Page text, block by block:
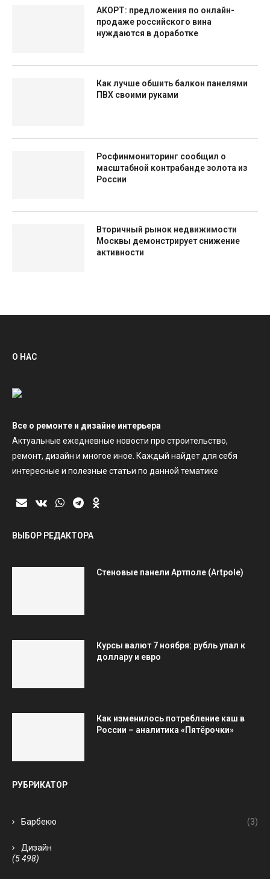
АКОРТ: предложения по онлайн-
продаже российского вина
нуждаются в доработке
Как лучше обшить балкон панелями
ПВХ своими руками
Росфинмониторинг сообщил о
масштабной контрабанде золота из
России
Вторичный рынок недвижимости
Москвы демонстрирует снижение
активности
О НАС
Все о ремонте и дизайне интерьера
Актуальные ежедневные новости про строительство,
ремонт, дизайн и многое иное. Каждый найдет для себя
интересные и полезные статьи по данной тематике
ВЫБОР РЕДАКТОРА
Стеновые панели Артполе (Artpole)
Курсы валют 7 ноября: рубль упал к
доллару и евро
Как изменилось потребление каш в
России – аналитика «Пятёрочки»
РУБРИКАТОР
Барбекю (3)
Дизайн
(5 498)